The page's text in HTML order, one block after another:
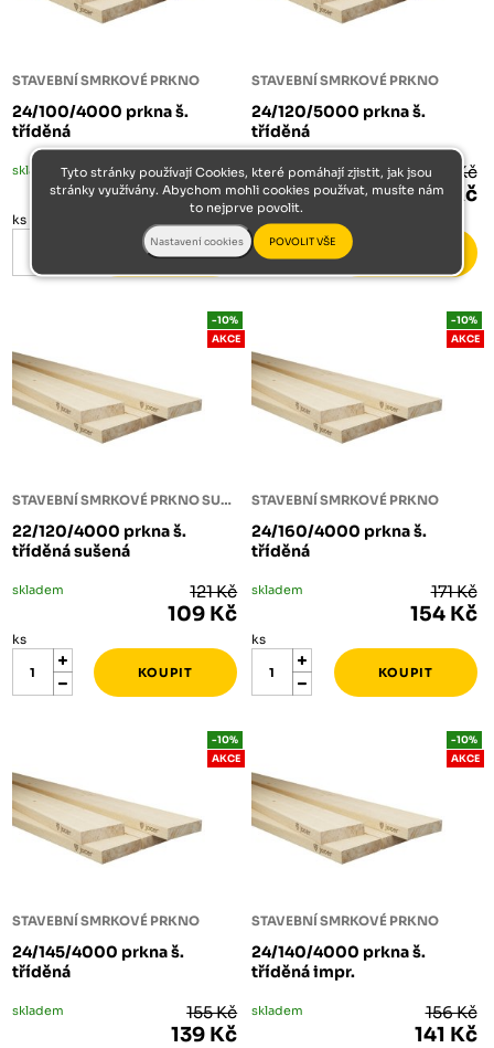
STAVEBNÍ SMRKOVÉ PRKNO
24/100/4000 prkna š.
tříděná
skladem 107 Kč
96 Kč
ks
STAVEBNÍ SMRKOVÉ PRKNO
24/120/5000 prkna š.
tříděná
skladem 160 Kč
144 Kč
ks
STAVEBNÍ SMRKOVÉ PRKNO SUŠENÉ
22/120/4000 prkna š.
tříděná sušená
-10%
AKCE
skladem 121 Kč
109 Kč
ks
STAVEBNÍ SMRKOVÉ PRKNO
24/160/4000 prkna š.
tříděná
-10%
AKCE
skladem 171 Kč
154 Kč
ks
STAVEBNÍ SMRKOVÉ PRKNO
24/145/4000 prkna š.
tříděná
-10%
AKCE
skladem 155 Kč
139 Kč
STAVEBNÍ SMRKOVÉ PRKNO
24/140/4000 prkna š.
tříděná impr.
-10%
AKCE
skladem 156 Kč
141 Kč
Tyto stránky používají Cookies, které pomáhají zjistit, jak jsou
stránky využívány. Abychom mohli cookies používat, musíte nám
to nejprve povolit.